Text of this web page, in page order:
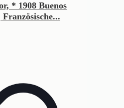
* 1908 Buenos